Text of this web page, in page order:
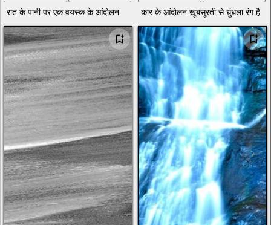
रात के पानी पर एक वयस्क के आंदोलन कार के आंदोलन खूबसूरती से धुंधला रंग है